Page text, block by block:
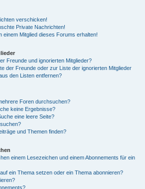
verschicken!
Private Nachrichten!
einem Mitglied dieses Forums erhalten!
Freunde und ignorierten Mitglieder?
der Freunde oder zur Liste der ignorierten Mitglieder
den Listen entfernen?
Foren durchsuchen?
keine Ergebnisse?
eine leere Seite?
und Themen finden?
einem Lesezeichen und einem Abonnements für ein
ein Thema setzen oder ein Thema abonnieren?